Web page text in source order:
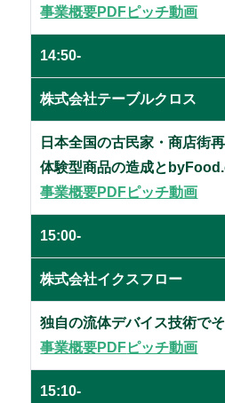
事業概要PDFピッチ動画
14:50-
株式会社テーブルクロス
日本全国の古民家・商店街
体験型商品の造成と
事業概要PDFピッチ動画
15:00-
株式会社イクスフロー
独自の流体デバイス技術で
事業概要PDFピッチ動画
15:10-